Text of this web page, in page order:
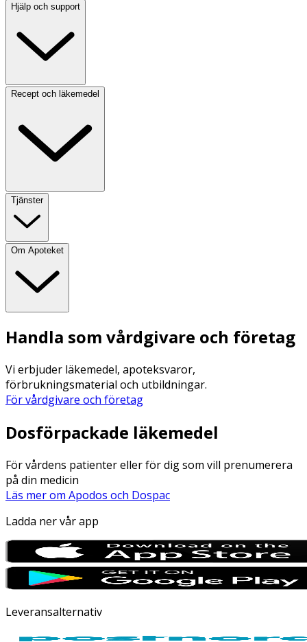
Hjälp och support
Recept och läkemedel
Tjänster
Om Apoteket
Handla som vårdgivare och företag
Vi erbjuder läkemedel, apoteksvaror,
förbrukningsmaterial och utbildningar.
För vårdgivare och företag
Dosförpackade läkemedel
För vårdens patienter eller för dig som vill prenumerera
på din medicin
Läs mer om Apodos och Dospac
Ladda ner vår app
Leveransalternativ